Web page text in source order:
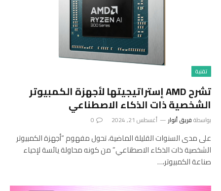
تقنية
تشرح AMD إستراتيجيتها لأجهزة الكمبيوتر
الشخصية ذات الذكاء الاصطناعي
بواسطةفريق أنوار أغسطس 21, 2024 0
على مدى السنوات القليلة الماضية، تحول مفهوم “أجهزة الكمبيوتر
الشخصية ذات الذكاء الاصطناعي” من كونه محاولة يائسة لإحياء
صناعة الكمبيوتر،…